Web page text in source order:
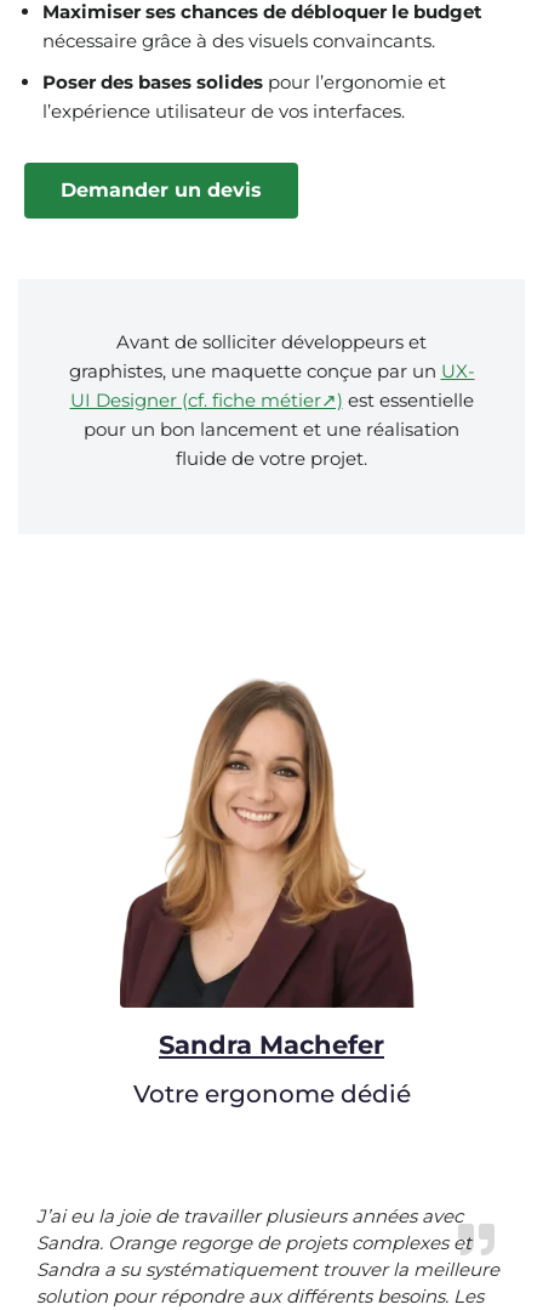
Maximiser ses chances de débloquer le budget
nécessaire grâce à des visuels convaincants.
Poser des bases solides pour l’ergonomie et
l’expérience utilisateur de vos interfaces.
Demander un devis
Avant de solliciter développeurs et
graphistes, une maquette conçue par un UX-
UI Designer (cf. fiche métier↗) est essentielle
pour un bon lancement et une réalisation
fluide de votre projet.
Sandra Machefer
Votre ergonome dédié
J’ai eu la joie de travailler plusieurs années avec
Sandra. Orange regorge de projets complexes et
Sandra a su systématiquement trouver la meilleure
solution pour répondre aux différents besoins. Les